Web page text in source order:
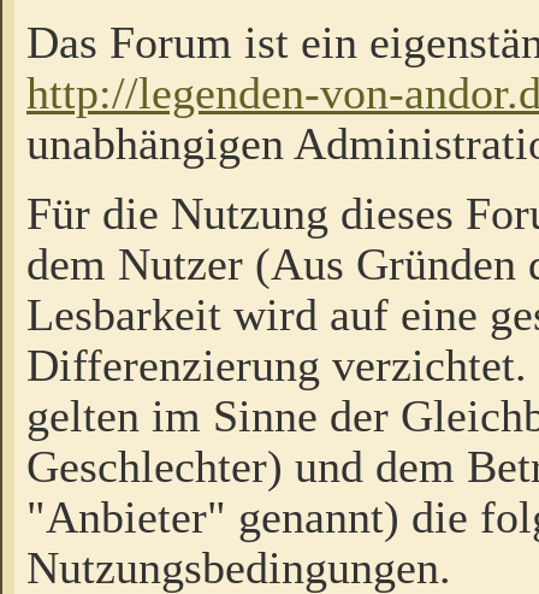
Das Forum ist ein
http://legenden-von-
unabhängigen
Für die Nutzung dieses
dem Nutzer (Aus Gründen
Lesbarkeit wird auf eine
Differenzierung
gelten im Sinne der
Geschlechter) und dem
"Anbieter" genannt) die
Nutzungsbedingungen.